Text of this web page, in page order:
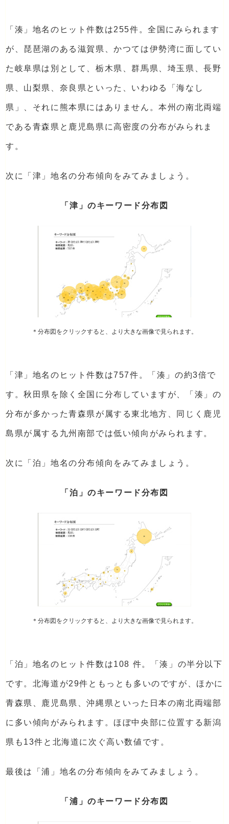
「湊」地名のヒット件数は255件。全国にみられます
が、琵琶湖のある滋賀県、かつては伊勢湾に面してい
た岐阜県は別として、栃木県、群馬県、埼玉県、長野
県、山梨県、奈良県といった、いわゆる「海なし
県」、それに熊本県にはありません。本州の南北両端
である青森県と鹿児島県に高密度の分布がみられま
す。
次に「津」地名の分布傾向をみてみましょう。
「津」のキーワード分布図
＊分布図をクリックすると、より大きな画像で見られます。
「津」地名のヒット件数は757件。「湊」の約3倍で
す。秋田県を除く全国に分布していますが、「湊」の
分布が多かった青森県が属する東北地方、同じく鹿児
島県が属する九州南部では低い傾向がみられます。
次に「泊」地名の分布傾向をみてみましょう。
「泊」のキーワード分布図
＊分布図をクリックすると、より大きな画像で見られます。
「泊」地名のヒット件数は108 件。「湊」の半分以下
です。北海道が29件ともっとも多いのですが、ほかに
青森県、鹿児島県、沖縄県といった日本の南北両端部
に多い傾向がみられます。ほぼ中央部に位置する新潟
県も13件と北海道に次ぐ高い数値です。
最後は「浦」地名の分布傾向をみてみましょう。
「浦」のキーワード分布図